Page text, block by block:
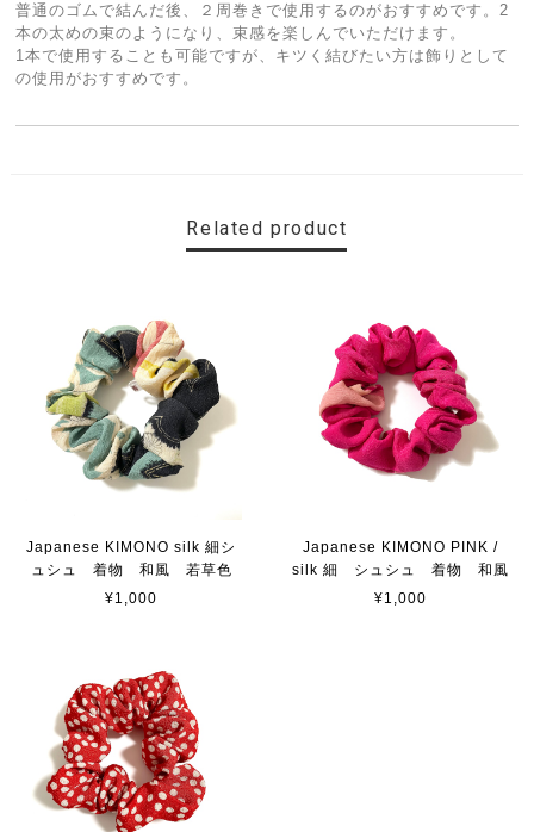
普通のゴムで結んだ後、２周巻きで使用するのがおすすめです。2
本の太めの束のようになり、束感を楽しんでいただけます。
1本で使用することも可能ですが、キツく結びたい方は飾りとして
の使用がおすすめです。
Related product
Japanese KIMONO silk 細シ
ュシュ 着物 和風 若草色
¥1,000
Japanese KIMONO PINK /
silk 細 シュシュ 着物 和風
¥1,000